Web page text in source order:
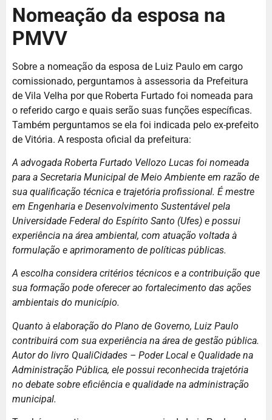
Nomeação da esposa na
PMVV
Sobre a nomeação da esposa de Luiz Paulo em cargo
comissionado, perguntamos à assessoria da Prefeitura
de Vila Velha por que Roberta Furtado foi nomeada para
o referido cargo e quais serão suas funções específicas.
Também perguntamos se ela foi indicada pelo ex-prefeito
de Vitória. A resposta oficial da prefeitura:
A advogada Roberta Furtado Vellozo Lucas foi nomeada
para a Secretaria Municipal de Meio Ambiente em razão de
sua qualificação técnica e trajetória profissional. É mestre
em Engenharia e Desenvolvimento Sustentável pela
Universidade Federal do Espírito Santo (Ufes) e possui
experiência na área ambiental, com atuação voltada à
formulação e aprimoramento de políticas públicas.
A escolha considera critérios técnicos e a contribuição que
sua formação pode oferecer ao fortalecimento das ações
ambientais do município.
Quanto à elaboração do Plano de Governo, Luiz Paulo
contribuirá com sua experiência na área de gestão pública.
Autor do livro QualiCidades – Poder Local e Qualidade na
Administração Pública, ele possui reconhecida trajetória
no debate sobre eficiência e qualidade na administração
municipal.